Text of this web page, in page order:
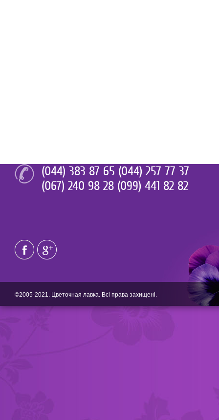
(044) 383 87 65 (044) 257 77 37
(067) 240 98 28 (099) 441 82 82
©2005-2021. Цветочная лавка. Всі права захищені.